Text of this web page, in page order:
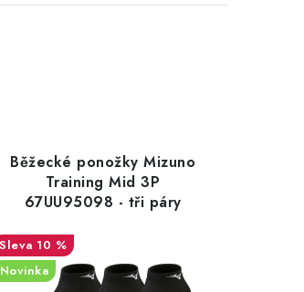
Běžecké ponožky Mizuno
Training Mid 3P
67UU95098 - tři páry
10 %
Novinka